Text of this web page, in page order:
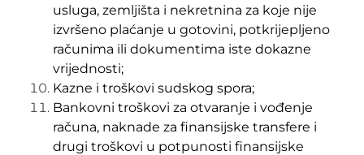
usluga, zemljišta i nekretnina za koje nije
izvršeno plaćanje u gotovini, potkrijepljeno
računima ili dokumentima iste dokazne
vrijednosti;
Kazne i troškovi sudskog spora;
Bankovni troškovi za otvaranje i vođenje
računa, naknade za finansijske transfere i
drugi troškovi u potpunosti finansijske